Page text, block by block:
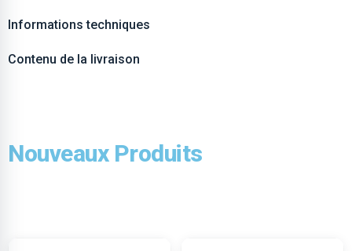
Informations techniques
Contenu de la livraison
Nouveaux Produits